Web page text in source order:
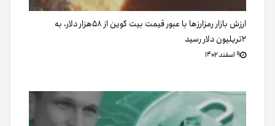
ارزش بازار رمزارزها با عبور قیمت بیت کوین از ۵۸هزار دلار، به
۲تریلیون دلار رسید
۹ اسفند ۱۴۰۲